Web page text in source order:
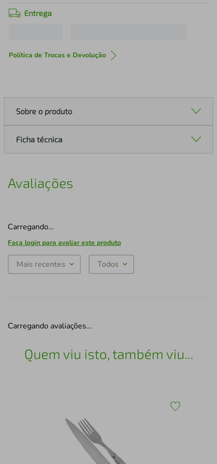
Entrega
Política de Trocas e Devolução
Sobre o produto
Ficha técnica
Avaliações
Carregando…
Faça login para avaliar este produto
Mais recentes Todos
Carregando avaliações…
Quem viu isto, também viu...